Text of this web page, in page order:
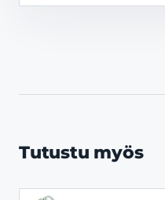
Tutustu myös